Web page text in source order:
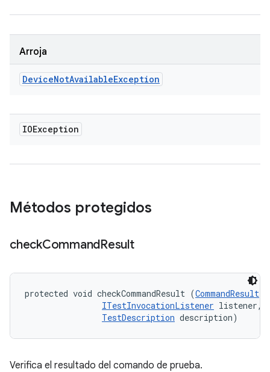
Arroja
DeviceNotAvailableException
IOException
Métodos protegidos
checkCommandResult
protected void checkCommandResult (CommandResult
ITestInvocationListener listener,
TestDescription description)
Verifica el resultado del comando de prueba.